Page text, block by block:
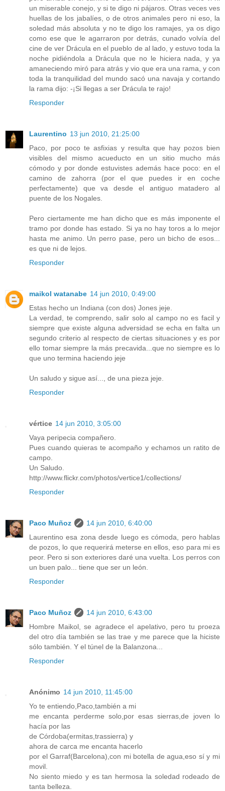
un miserable conejo, y si te digo ni pájaros. Otras veces ves
huellas de los jabalíes, o de otros animales pero ni eso, la
soledad más absoluta y no te digo los ramajes, ya os digo
como ese que le agarraron por detrás, cunado volvía del
cine de ver Drácula en el pueblo de al lado, y estuvo toda la
noche pidiéndola a Drácula que no le hiciera nada, y ya
amaneciendo miró para atrás y vio que era una rama, y con
toda la tranquilidad del mundo sacó una navaja y cortando
la rama dijo: -¡Si llegas a ser Drácula te rajo!
Responder
Laurentino 13 jun 2010, 21:25:00
Paco, por poco te asfixias y resulta que hay pozos bien
visibles del mismo acueducto en un sitio mucho más
cómodo y por donde estuvistes además hace poco: en el
camino de zahorra (por el que puedes ir en coche
perfectamente) que va desde el antiguo matadero al
puente de los Nogales.
Pero ciertamente me han dicho que es más imponente el
tramo por donde has estado. Si ya no hay toros a lo mejor
hasta me animo. Un perro pase, pero un bicho de esos...
es que ni de lejos.
Responder
maikol watanabe 14 jun 2010, 0:49:00
Estas hecho un Indiana (con dos) Jones jeje.
La verdad, te comprendo, salir solo al campo no es facil y
siempre que existe alguna adversidad se echa en falta un
segundo criterio al respecto de ciertas situaciones y es por
ello tomar siempre la más precavida...que no siempre es lo
que uno termina haciendo jeje
Un saludo y sigue así..., de una pieza jeje.
Responder
vértice 14 jun 2010, 3:05:00
Vaya peripecia compañero.
Pues cuando quieras te acompaño y echamos un ratito de
campo.
Un Saludo.
http://www.flickr.com/photos/vertice1/collections/
Responder
Paco Muñoz
14 jun 2010, 6:40:00
Laurentino esa zona desde luego es cómoda, pero hablas
de pozos, lo que requerirá meterse en ellos, eso para mi es
peor. Pero si son exteriores daré una vuelta. Los perros con
un buen palo... tiene que ser un león.
Responder
Paco Muñoz
14 jun 2010, 6:43:00
Hombre Maikol, se agradece el apelativo, pero tu proeza
del otro día también se las trae y me parece que la hiciste
sólo también. Y el túnel de la Balanzona...
Responder
Anónimo 14 jun 2010, 11:45:00
Yo te entiendo,Paco,también a mi
me encanta perderme solo,por esas sierras,de joven lo
hacía por las
de Córdoba(ermitas,trassierra) y
ahora de carca me encanta hacerlo
por el Garraf(Barcelona),con mi botella de agua,eso sí y mi
movil.
No siento miedo y es tan hermosa la soledad rodeado de
tanta belleza.